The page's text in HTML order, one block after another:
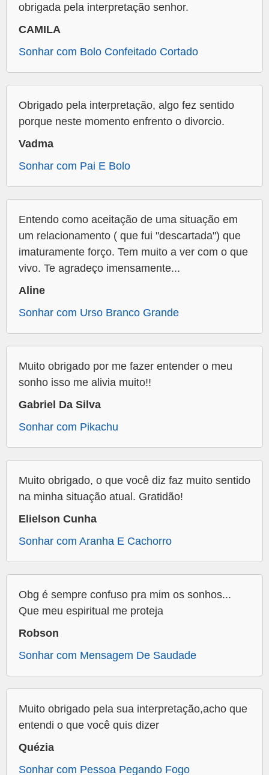
obrigada pela interpretação senhor.
CAMILA
Sonhar com Bolo Confeitado Cortado
Obrigado pela interpretação, algo fez sentido
porque neste momento enfrento o divorcio.
Vadma
Sonhar com Pai E Bolo
Entendo como aceitação de uma situação em
um relacionamento ( que fui "descartada") que
imaturamente forço. Tem muito a ver com o que
vivo. Te agradeço imensamente...
Aline
Sonhar com Urso Branco Grande
Muito obrigado por me fazer entender o meu
sonho isso me alivia muito!!
Gabriel Da Silva
Sonhar com Pikachu
Muito obrigado, o que você diz faz muito sentido
na minha situação atual. Gratidão!
Elielson Cunha
Sonhar com Aranha E Cachorro
Obg é sempre confuso pra mim os sonhos...
Que meu espiritual me proteja
Robson
Sonhar com Mensagem De Saudade
Muito obrigado pela sua interpretação,acho que
entendi o que você quis dizer
Quézia
Sonhar com Pessoa Pegando Fogo